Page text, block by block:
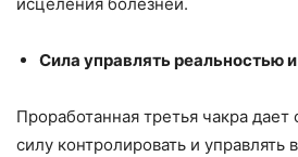
Сила управлять реальностью
Проработанная третья чакра
силу контролировать и управлять